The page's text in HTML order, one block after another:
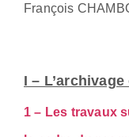
François
I –
1 – Les travaux